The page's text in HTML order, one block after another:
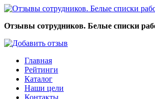
Отзывы сотрудников. Белые списки
Главная
Рейтинги
Каталог
Наши цели
Контакты